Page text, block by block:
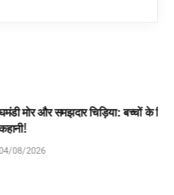
चिड़िया: बच्चों के लिए सुंदर जंगल